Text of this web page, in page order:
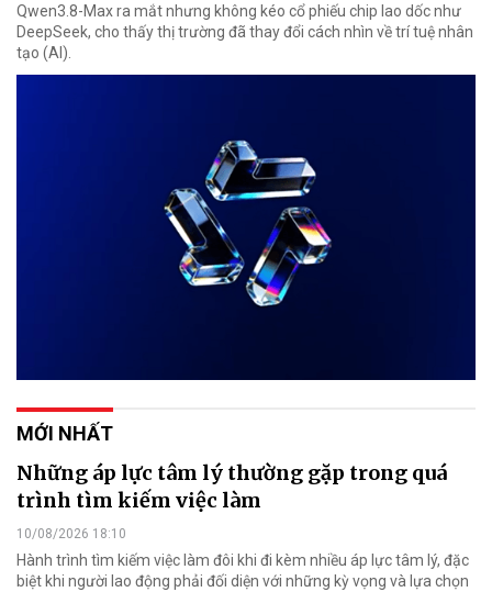
Qwen3.8-Max ra mắt nhưng không kéo cổ phiếu chip lao dốc như
DeepSeek, cho thấy thị trường đã thay đổi cách nhìn về trí tuệ nhân
tạo (AI).
MỚI NHẤT
Những áp lực tâm lý thường gặp trong quá
trình tìm kiếm việc làm
10/08/2026 18:10
Hành trình tìm kiếm việc làm đôi khi đi kèm nhiều áp lực tâm lý, đặc
biệt khi người lao động phải đối diện với những kỳ vọng và lựa chọn